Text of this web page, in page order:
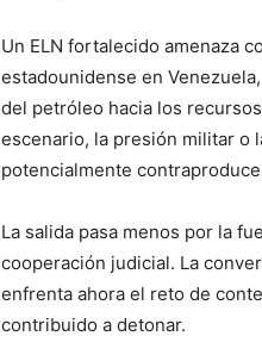
Un ELN fortalecido amenaza
estadounidense en
del petróleo hacia los
escenario, la presión militar o
potencialmente
La salida pasa menos por la
cooperación judicial. La
enfrenta ahora el reto de
contribuido a detonar.